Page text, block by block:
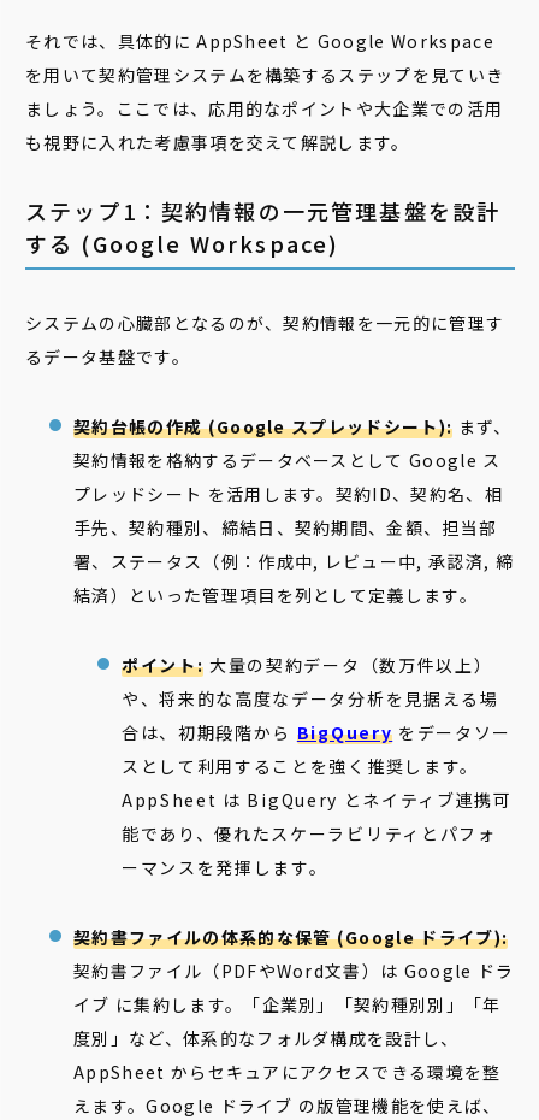
それでは、具体的に AppSheet と Google Workspace
を用いて契約管理システムを構築するステップを見ていき
ましょう。ここでは、応用的なポイントや大企業での活用
も視野に入れた考慮事項を交えて解説します。
ステップ1：契約情報の一元管理基盤を設計
する (Google Workspace)
システムの心臓部となるのが、契約情報を一元的に管理す
るデータ基盤です。
契約台帳の作成 (Google スプレッドシート): まず、
契約情報を格納するデータベースとして Google ス
プレッドシート を活用します。契約ID、契約名、相
手先、契約種別、締結日、契約期間、金額、担当部
署、ステータス（例：作成中, レビュー中, 承認済, 締
結済）といった管理項目を列として定義します。
ポイント: 大量の契約データ（数万件以上）
や、将来的な高度なデータ分析を見据える場
合は、初期段階から BigQuery をデータソー
スとして利用することを強く推奨します。
AppSheet は BigQuery とネイティブ連携可
能であり、優れたスケーラビリティとパフォ
ーマンスを発揮します。
契約書ファイルの体系的な保管 (Google ドライブ):
契約書ファイル（PDFやWord文書）は Google ドラ
イブ に集約します。「企業別」「契約種別別」「年
度別」など、体系的なフォルダ構成を設計し、
AppSheet からセキュアにアクセスできる環境を整
えます。Google ドライブ の版管理機能を使えば、